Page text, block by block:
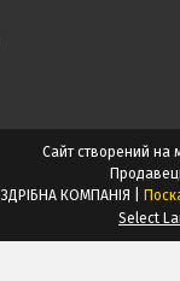
Сайт створений на
Select